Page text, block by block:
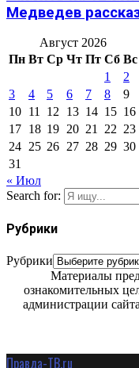
Медведев
Август 2026
Пн Вт Ср Чт Пт Сб Вс
1
2
3
4 5 6 7 8
9
10 11 12 13 14 15 16
17 18 19 20 21 22 23
24 25 26 27 28 29 30
31
« Июл
Search for:
Рубрики
Рубрики
Материалы
ознакомительных
администрации
Правда-ТВ.ru